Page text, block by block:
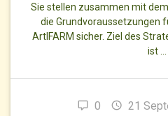
Sie stellen zusammen mit
die Grundvoraussetzungen
ArtIFARM sicher. Ziel des
ist …
0 21